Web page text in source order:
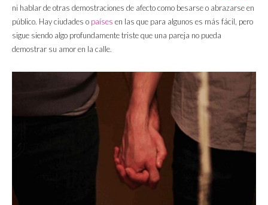
ni hablar de otras demostraciones de afecto como besarse o abrazarse en
público. Hay ciudades o países en las que para algunos es más fácil, pero
sigue siendo algo profundamente triste que una pareja no pueda
demostrar su amor en la calle.